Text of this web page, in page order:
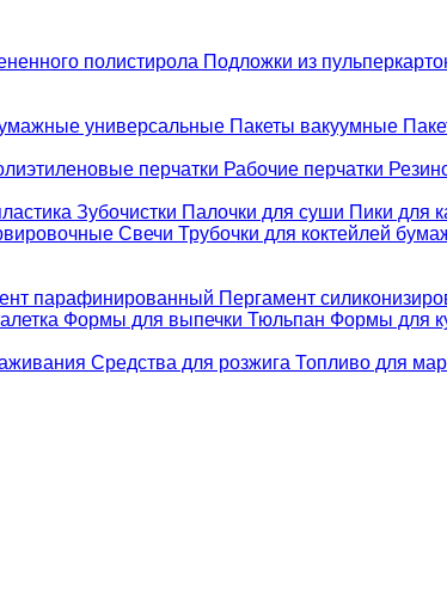
полистирола Подложки из
универсальные Пакеты вакуумные
перчатки Рабочие перчатки
Зубочистки Палочки для суши Пики для
Свечи Трубочки для коктейлей
парафинированный Пергамент
Формы для выпечки Тюльпан Формы для
Средства для розжига Топливо для